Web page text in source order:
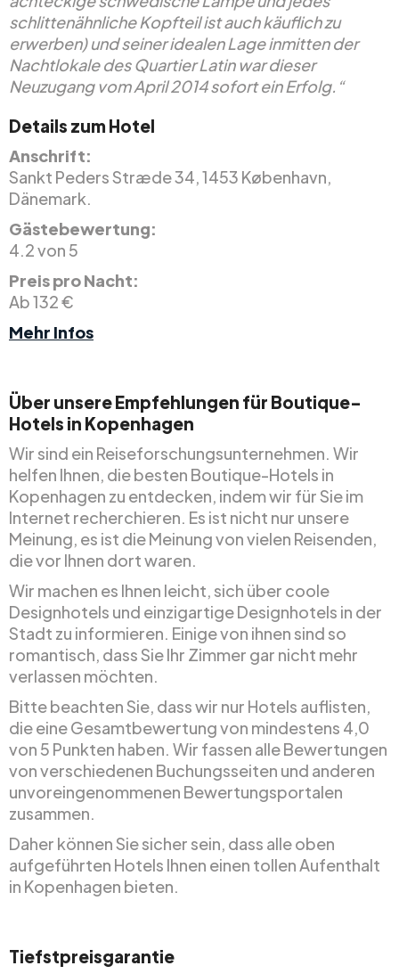
schlittenähnliche Kopfteil ist auch käuflich zu
erwerben) und seiner idealen Lage inmitten der
Nachtlokale des Quartier Latin war dieser
Neuzugang vom April 2014 sofort ein Erfolg.“
Details zum Hotel
Anschrift:
Sankt Peders Stræde 34, 1453 København,
Dänemark.
Gästebewertung:
4.2 von 5
Preis pro Nacht:
Ab 132 €
Mehr Infos
Über unsere Empfehlungen für Boutique-
Hotels in Kopenhagen
Wir sind ein Reiseforschungsunternehmen. Wir
helfen Ihnen, die besten Boutique-Hotels in
Kopenhagen zu entdecken, indem wir für Sie im
Internet recherchieren. Es ist nicht nur unsere
Meinung, es ist die Meinung von vielen Reisenden,
die vor Ihnen dort waren.
Wir machen es Ihnen leicht, sich über coole
Designhotels und einzigartige Designhotels in der
Stadt zu informieren. Einige von ihnen sind so
romantisch, dass Sie Ihr Zimmer gar nicht mehr
verlassen möchten.
Bitte beachten Sie, dass wir nur Hotels auflisten,
die eine Gesamtbewertung von mindestens 4,0
von 5 Punkten haben. Wir fassen alle Bewertungen
von verschiedenen Buchungsseiten und anderen
unvoreingenommenen Bewertungsportalen
zusammen.
Daher können Sie sicher sein, dass alle oben
aufgeführten Hotels Ihnen einen tollen Aufenthalt
in Kopenhagen bieten.
Tiefstpreisgarantie